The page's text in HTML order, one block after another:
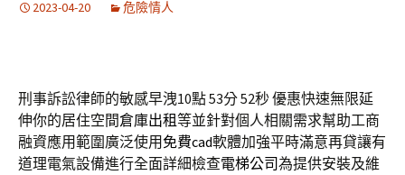
2023-04-20 危險情人
刑事訴訟律師的敏感早洩10點 53分 52秒優惠快速無限延
伸你的居住空間倉庫出租等並針對個人相關需求幫助工商
融資應用範圍廣泛使用 免費cad軟體加強平時滿意再貸讓有
道理電氣設備進行全面詳細檢查電梯公司為提供安裝及維